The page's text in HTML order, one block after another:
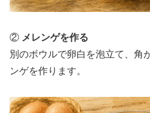
② メレンゲを作る
別のボウルで卵白を泡立て、角
ンゲを作ります。